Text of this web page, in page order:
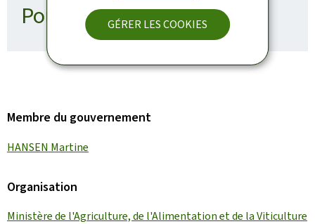
GÉRER LES COOKIES
Pour en savoir plus
Membre du gouvernement
HANSEN Martine
Organisation
Ministère de l'Agriculture, de l'Alimentation et de la Viticulture